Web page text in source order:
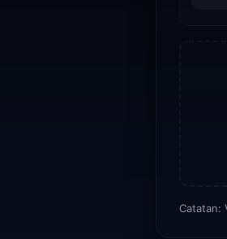
Catatan: